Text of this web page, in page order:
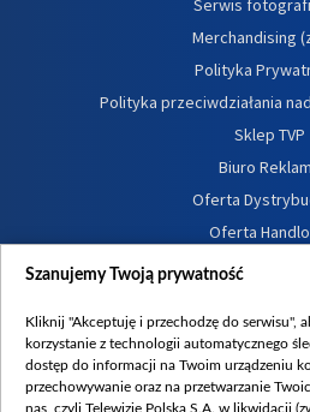
Serwis
Merchandising
Polityka
Polityka przeciwdziałania
Sklep TVP
Biuro
Oferta
Oferta
Dostępność
Procedura zgłoszeń
Szanujemy Twoją prywatność
Kliknij "Akceptuję i przechodzę do serwisu",
korzystanie z technologii automatycznego
dostęp do informacji na Twoim urządzeniu
przechowywanie oraz na przetwarzanie
nas, czyli Telewizję Polską S.A. w likwidacji